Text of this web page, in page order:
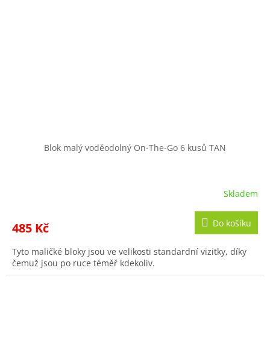
Blok malý voděodolný On-The-Go 6 kusů TAN
Skladem
485 Kč Do košíku
Tyto maličké bloky jsou ve velikosti standardní vizitky, díky
čemuž jsou po ruce téměř kdekoliv.